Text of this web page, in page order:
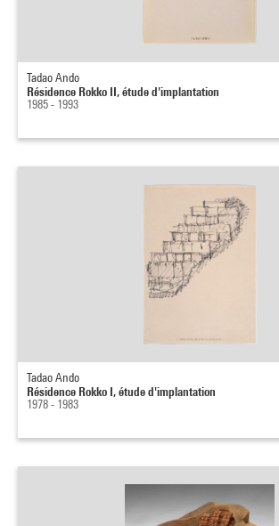
Tadao Ando
Résidence Rokko II, étude d'implantation
1985 - 1993
Tadao Ando
Résidence Rokko I, étude d'implantation
1978 - 1983